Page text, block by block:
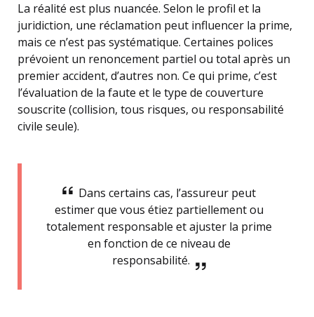
La réalité est plus nuancée. Selon le profil et la
juridiction, une réclamation peut influencer la prime,
mais ce n’est pas systématique. Certaines polices
prévoient un renoncement partiel ou total après un
premier accident, d’autres non. Ce qui prime, c’est
l’évaluation de la faute et le type de couverture
souscrite (collision, tous risques, ou responsabilité
civile seule).
Dans certains cas, l’assureur peut
estimer que vous étiez partiellement ou
totalement responsable et ajuster la prime
en fonction de ce niveau de
responsabilité.